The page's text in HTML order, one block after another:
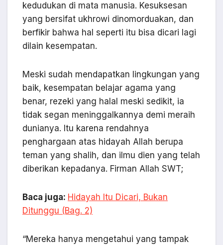
kedudukan di mata manusia. Kesuksesan
yang bersifat ukhrowi dinomorduakan, dan
berfikir bahwa hal seperti itu bisa dicari lagi
dilain kesempatan.
Meski sudah mendapatkan lingkungan yang
baik, kesempatan belajar agama yang
benar, rezeki yang halal meski sedikit, ia
tidak segan meninggalkannya demi meraih
dunianya. Itu karena rendahnya
penghargaan atas hidayah Allah berupa
teman yang shalih, dan ilmu dien yang telah
diberikan kepadanya. Firman Allah SWT;
Baca juga: Hidayah Itu Dicari, Bukan
Ditunggu (Bag. 2)
“Mereka hanya mengetahui yang tampak